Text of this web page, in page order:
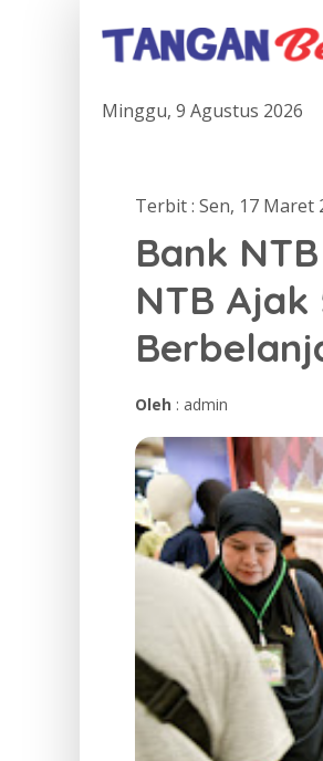
Minggu, 9 Agustus 2026
Terbit : Sen, 17 Maret
Bank
NTB Ajak
Oleh : admin